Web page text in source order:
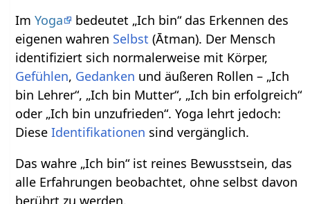
ImYoga
bedeutet „Ich bin“ das Erkennen des
eigenen wahren Selbst (Ātman). Der Mensch
identifiziert sich normalerweise mit Körper,
Gefühlen, Gedanken und äußeren Rollen – „Ich
bin Lehrer“, „Ich bin Mutter“, „Ich bin erfolgreich“
oder „Ich bin unzufrieden“. Yoga lehrt jedoch:
DieseIdentifikationen sind vergänglich.
Das wahre „Ich bin“ ist reines Bewusstsein, das
alle Erfahrungen beobachtet, ohne selbst davon